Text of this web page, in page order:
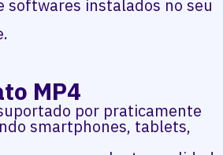
softwares instalados no seu
MP4
por praticamente
smartphones, tablets,